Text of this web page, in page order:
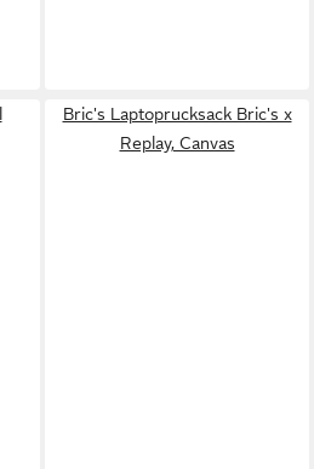
Bric's Laptoprucksack Bric's x
Replay, Canvas